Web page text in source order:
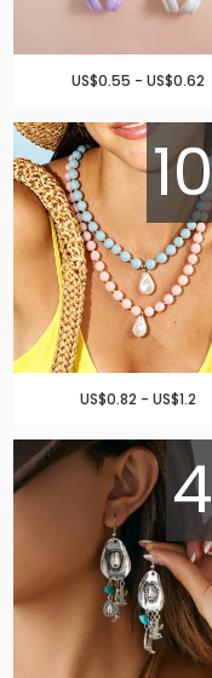
US$0.55 - US$0.62
US$0.82 - US$1.2